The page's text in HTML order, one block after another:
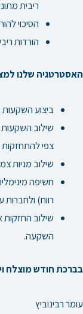
ריבית
הסיכוי
הורדות
האסטרטגיה שלנו
ביצוע
שילוב
צפי
שילוב מניות
חשיפה
רווח) ולחברות
שילוב החזקות
השקעה.
בברכת חודש מוצלח
עומר רבינוביץ